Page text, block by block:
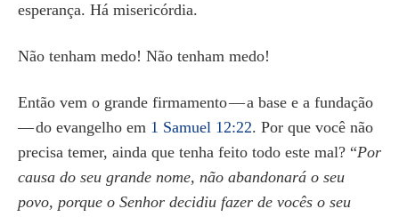
esperança. Há misericórdia.
Não tenham medo! Não tenham medo!
Então vem o grande firmamento — a base e a fundação
— do evangelho em 1 Samuel 12:22. Por que você não
precisa temer, ainda que tenha feito todo este mal? “Por
causa do seu grande nome, não abandonará o seu
povo, porque o Senhor decidiu fazer de vocês o seu